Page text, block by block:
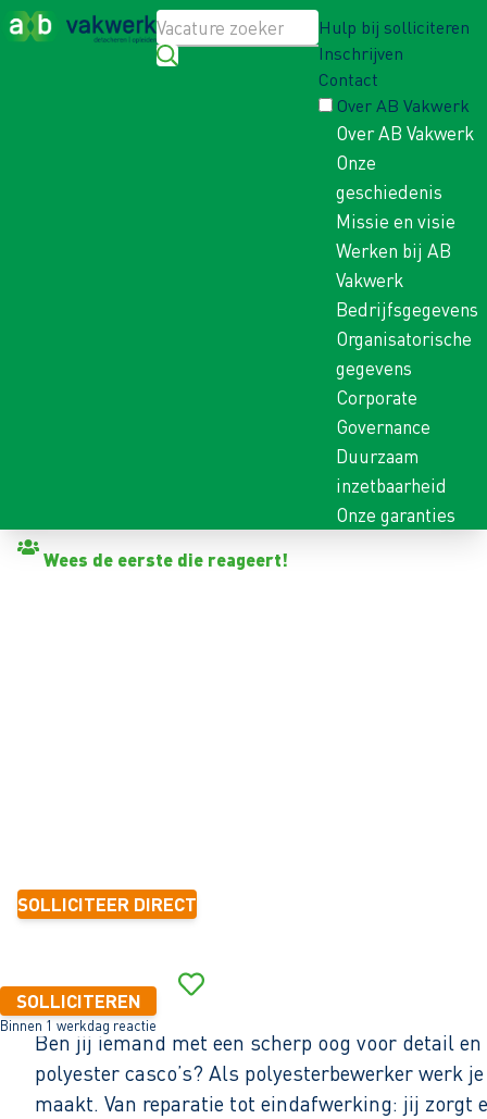
Hulp bij solliciteren
Inschrijven
Contact
Over AB Vakwerk
Over AB Vakwerk
Onze
geschiedenis
Missie en visie
Werken bij AB
Vakwerk
Bedrijfsgegevens
Organisatorische
gegevens
Corporate
Governance
Duurzaam
inzetbaarheid
Onze garanties
Wees de eerste die reageert!
SOLLICITEER DIRECT
SOLLICITEREN
Binnen 1 werkdag reactie
Ben jij iemand met een scherp oog voor detail
polyester casco’s? Als polyesterbewerker werk
maakt. Van reparatie tot eindafwerking: jij zorgt